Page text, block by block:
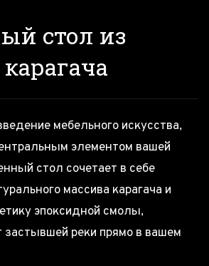
стол из
мебельного искусства,
элементом вашей
стол сочетает в себе
массива карагача и
эпоксидной смолы,
реки прямо в вашем